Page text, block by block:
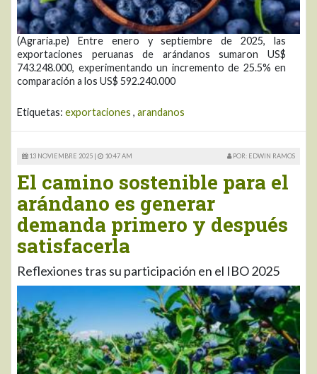
(Agraria.pe) Entre enero y septiembre de 2025, las
exportaciones peruanas de arándanos sumaron US$
743.248.000, experimentando un incremento de 25.5% en
comparación a los US$ 592.240.000
Etiquetas: exportaciones , arandanos
13 NOVIEMBRE 2025 | 10:47 AM POR: EDWIN RAMOS
El camino sostenible para el
arándano es generar
demanda primero y después
satisfacerla
Reflexiones tras su participación en el IBO 2025